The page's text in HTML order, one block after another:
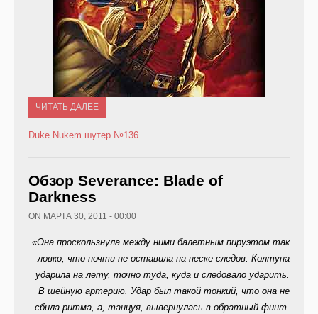
ЧИТАТЬ ДАЛЕЕ
Duke Nukem шутер №136
Обзор Severance: Blade of
Darkness
ON МАРТА 30, 2011 - 00:00
«Она проскользнула между ними балетным пируэтом так
ловко, что почти не оставила на песке следов. Колтуна
ударила на лету, точно туда, куда и следовало ударить.
В шейную артерию. Удар был такой тонкий, что она не
сбила ритма, а, танцуя, вывернулась в обратный финт.